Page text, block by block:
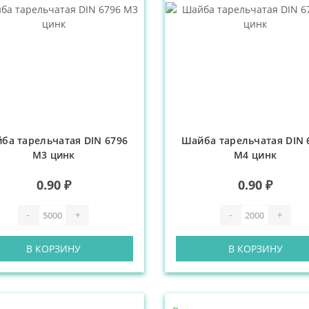
тарельчатая DIN 6796
М3 цинк
0.90 ₽
- +
В КОРЗИНУ
Шайба тарельчатая DIN
М4 цинк
0.90 ₽
- +
В КОРЗИНУ